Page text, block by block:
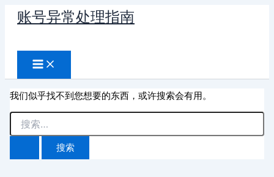
账号异常处理指南
索
我们似乎找不到您想要的东西，或许搜索会有用。
搜
索：